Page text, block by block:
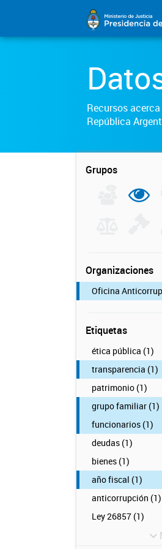
Recursos
República
Grupos
Organizaciones
Oficina
Etiquetas
ética pública (1)
transparencia (1)
patrimonio (1)
grupo familiar (1)
funcionarios (1)
deudas (1)
bienes (1)
año fiscal (1)
anticorrupción (1)
Ley 26857 (1)